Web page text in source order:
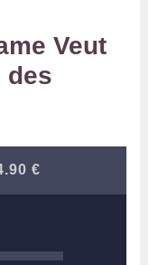
Veut
des
€